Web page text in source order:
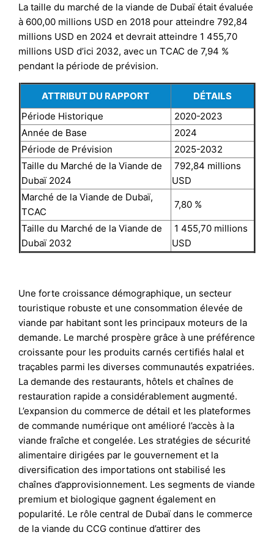
La taille du marché de la viande de Dubaï était évaluée
à 600,00 millions USD en 2018 pour atteindre 792,84
millions USD en 2024 et devrait atteindre 1 455,70
millions USD d’ici 2032, avec un TCAC de 7,94 %
pendant la période de prévision.
ATTRIBUT DU RAPPORT
DÉTAILS
Période Historique
2020-2023
Année de Base
2024
Période de Prévision
2025-2032
Taille du Marché de la Viande de
Dubaï 2024
792,84 millions
USD
Marché de la Viande de Dubaï,
TCAC
7,80 %
Taille du Marché de la Viande de
Dubaï 2032
1 455,70 millions
USD
Une forte croissance démographique, un secteur
touristique robuste et une consommation élevée de
viande par habitant sont les principaux moteurs de la
demande. Le marché prospère grâce à une préférence
croissante pour les produits carnés certifiés halal et
traçables parmi les diverses communautés expatriées.
La demande des restaurants, hôtels et chaînes de
restauration rapide a considérablement augmenté.
L’expansion du commerce de détail et les plateformes
de commande numérique ont amélioré l’accès à la
viande fraîche et congelée. Les stratégies de sécurité
alimentaire dirigées par le gouvernement et la
diversification des importations ont stabilisé les
chaînes d’approvisionnement. Les segments de viande
premium et biologique gagnent également en
popularité. Le rôle central de Dubaï dans le commerce
de la viande du CCG continue d’attirer des